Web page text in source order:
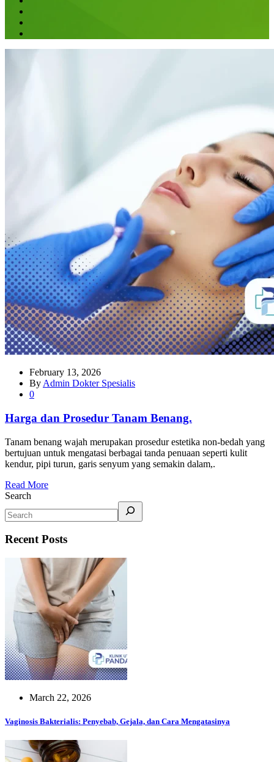
February 13, 2026
By Admin Dokter Spesialis
0
Harga dan Prosedur Tanam Benang.
Tanam benang wajah merupakan prosedur estetika non-bedah yang
bertujuan untuk mengatasi berbagai tanda penuaan seperti kulit
kendur, pipi turun, garis senyum yang semakin dalam,.
Read More
Search
Recent Posts
March 22, 2026
Vaginosis Bakterialis: Penyebab, Gejala, dan Cara Mengatasinya